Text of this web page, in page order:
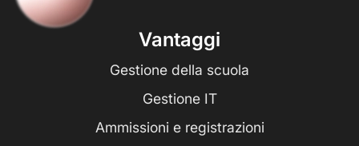
Vantaggi
Gestione della scuola
Gestione IT
Ammissioni e registrazioni